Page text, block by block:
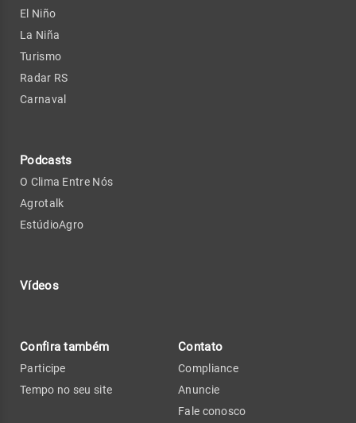
El Niño
La Niña
Turismo
Radar RS
Carnaval
Podcasts
O Clima Entre Nós
Agrotalk
EstúdioAgro
Vídeos
Confira também
Participe
Tempo no seu site
Contato
Compliance
Anuncie
Fale conosco